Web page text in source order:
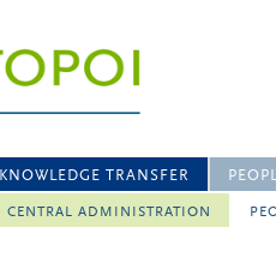
KNOWLEDGE TRANSFER
CENTRAL ADMINISTRATION